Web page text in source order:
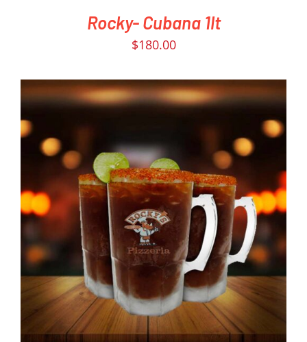
Rocky- Cubana 1lt
$180.00
PEDIR AHORA
DETAILS